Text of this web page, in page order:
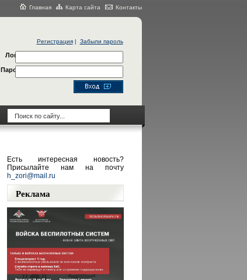
Главная Карта сайта Контакты
Регистрация| Забыли пароль
Логин
Пароль
Есть интересная новость?
Присылайте нам на почту
h_zori@mail.ru
Реклама